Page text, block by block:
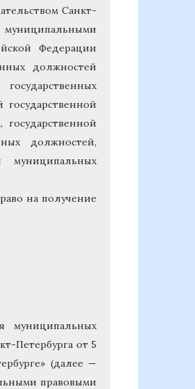
Санкт-
Федерации
должностей
должностей,
муниципальных
на получение
муниципальных
Петербурга от 5
(далее —
правовыми